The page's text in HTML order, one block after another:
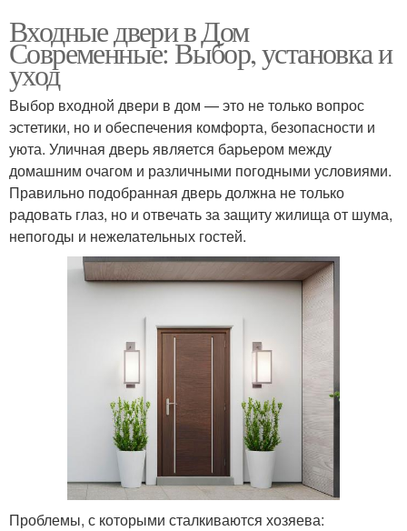
Входные двери в Дом
Современные: Выбор, установка и
уход
Выбор входной двери в дом — это не только вопрос
эстетики, но и обеспечения комфорта, безопасности и
уюта. Уличная дверь является барьером между
домашним очагом и различными погодными условиями.
Правильно подобранная дверь должна не только
радовать глаз, но и отвечать за защиту жилища от шума,
непогоды и нежелательных гостей.
Проблемы, с которыми сталкиваются хозяева: